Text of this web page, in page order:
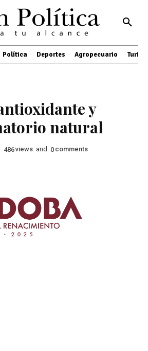
Política Deportes Agropecuario
y
natural
486views and 0 comments